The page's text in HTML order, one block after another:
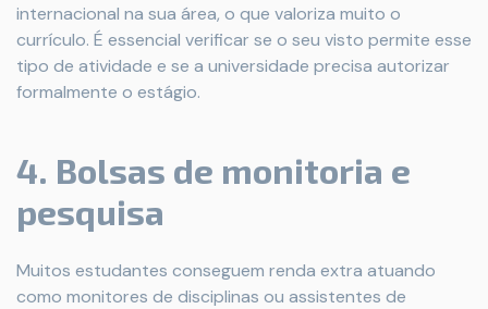
internacional na sua área, o que valoriza muito o
currículo. É essencial verificar se o seu visto permite esse
tipo de atividade e se a universidade precisa autorizar
formalmente o estágio.
4. Bolsas de monitoria e
pesquisa
Muitos estudantes conseguem renda extra atuando
como monitores de disciplinas ou assistentes de